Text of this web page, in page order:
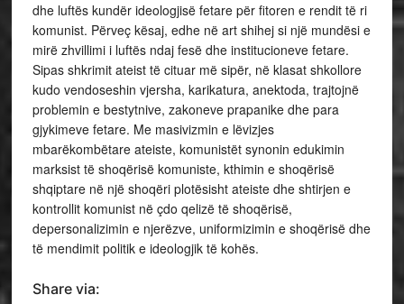
dhe luftës kundër ideologjisë fetare për fitoren e rendit të ri
komunist. Përveç kësaj, edhe në art shihej si një mundësi e
mirë zhvillimi i luftës ndaj fesë dhe institucioneve fetare.
Sipas shkrimit ateist të cituar më sipër, në klasat shkollore
kudo vendoseshin vjersha, karikatura, anektoda, trajtojnë
problemin e bestytnive, zakoneve prapanike dhe para
gjykimeve fetare. Me masivizmin e lëvizjes
mbarëkombëtare ateiste, komunistët synonin edukimin
marksist të shoqërisë komuniste, kthimin e shoqërisë
shqiptare në një shoqëri plotësisht ateiste dhe shtirjen e
kontrollit komunist në çdo qelizë të shoqërisë,
depersonalizimin e njerëzve, uniformizimin e shoqërisë dhe
të mendimit politik e ideologjik të kohës.
Share via: